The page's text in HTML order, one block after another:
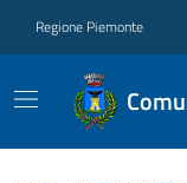
Regione Piemonte